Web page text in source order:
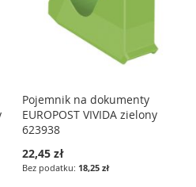
Pojemnik na dokumenty
EUROPOST VIVIDA zielony
623938
22,45 zł
18,25 zł